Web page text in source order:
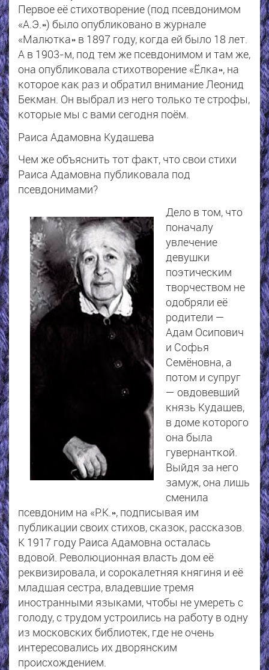
Первое её стихотворение (под псевдонимом
«А.Э.») было опубликовано в журнале
«Малютка» в 1897 году, когда ей было 18 лет.
А в 1903-м, под тем же псевдонимом и там же,
она опубликовала стихотворение «Ёлка», на
которое как раз и обратил внимание Леонид
Бекман. Он выбрал из него только те строфы,
которые мы с вами сегодня поём.
Раиса Адамовна Кудашева
Чем же объяснить тот факт, что свои стихи
Раиса Адамовна публиковала под
псевдонимами?
Дело в том, что
поначалу
увлечение
девушки
поэтическим
творчеством не
одобряли её
родители —
Адам Осипович
и Софья
Семёновна, а
потом и супруг
— овдовевший
князь Кудашев,
в доме которого
она была
гувернанткой.
Выйдя за него
замуж, она лишь
сменила
псевдоним на «Р.К.», подписывая им
публикации своих стихов, сказок, рассказов.
К 1917 году Раиса Адамовна осталась
вдовой. Революционная власть дом её
реквизировала, и сорокалетняя княгиня и её
младшая сестра, владевшие тремя
иностранными языками, чтобы не умереть с
голоду, с трудом устроились на работу в одну
из московских библиотек, где не очень
интересовались их дворянским
происхождением.